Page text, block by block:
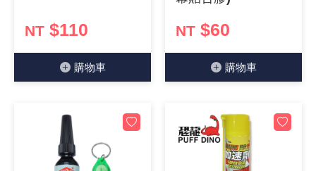
NT $110
購物⾞
NT $60
購物⾞